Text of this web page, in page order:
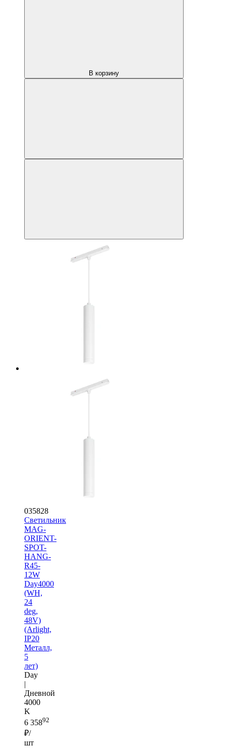
В корзину
035828
Светильник
MAG-
ORIENT-
SPOT-
HANG-
R45-
12W
Day4000
(WH,
24
deg,
48V)
(Arlight,
IP20
Металл,
5
лет)
Day
|
Дневной
4000
K
6 35892
₽/
шт